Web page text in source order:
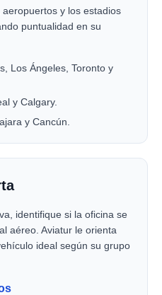
y los estadios
puntualidad en su
Los Ángeles, Toronto y
y Calgary.
y Cancún.
identifique si la oficina se
aéreo. Aviatur le orienta
ideal según su grupo